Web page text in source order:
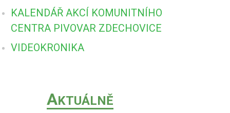
KALENDÁŘ AKCÍ KOMUNITNÍHO
CENTRA PIVOVAR ZDECHOVICE
VIDEOKRONIKA
AKTUÁLNĚ